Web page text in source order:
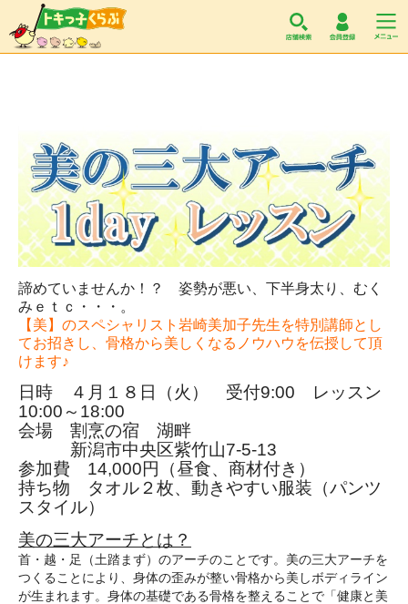
諦めていませんか！？ 姿勢が悪い、下半身太り、むく
みｅｔｃ・・・。
【美】のスペシャリスト岩崎美加子先生を特別講師とし
てお招きし、骨格から美しくなるノウハウを伝授して頂
けます♪
日時 ４月１８日（火） 受付9:00 レッスン
10:00～18:00
会場 割烹の宿 湖畔
新潟市中央区紫竹山7-5-13
参加費 14,000円（昼食、商材付き）
持ち物 タオル２枚、動きやすい服装（パンツ
スタイル）
美の三大アーチとは？
首・越・足（土踏まず）のアーチのことです。美の三大アーチを
つくることにより、身体の歪みが整い骨格から美しボディライン
が生まれます。 身体の基礎である骨格を整えることで「健康と美